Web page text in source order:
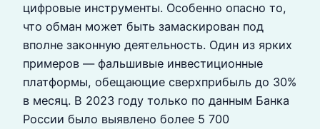
цифровые инструменты. Особенно опасно то,
что обман может быть замаскирован под
вполне законную деятельность. Один из ярких
примеров — фальшивые инвестиционные
платформы, обещающие сверхприбыль до 30%
в месяц. В 2023 году только по данным Банка
России было выявлено более 5 700